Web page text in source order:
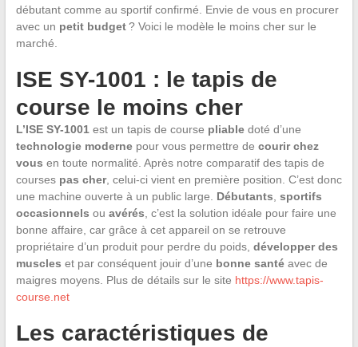
débutant comme au sportif confirmé. Envie de vous en procurer
avec un petit budget? Voici le modèle le moins cher sur le
marché.
ISE SY-1001 : le tapis de
course le moins cher
L’ISE SY-1001est un tapis de course pliabledoté d’une
technologie modernepour vous permettre de courir chez
vous en toute normalité. Après notre comparatif des tapis de
courses pas cher, celui-ci vient en première position. C’est donc
une machine ouverte à un public large. Débutants, sportifs
occasionnels ou avérés, c’est la solution idéale pour faire une
bonne affaire, car grâce à cet appareil on se retrouve
propriétaire d’un produit pour perdre du poids, développer des
muscles et par conséquent jouir d’une bonne santéavec de
maigres moyens. Plus de détails sur le site https://www.tapis-
course.net
Les caractéristiques de